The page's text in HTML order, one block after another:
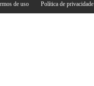
de uso Política de privacidade